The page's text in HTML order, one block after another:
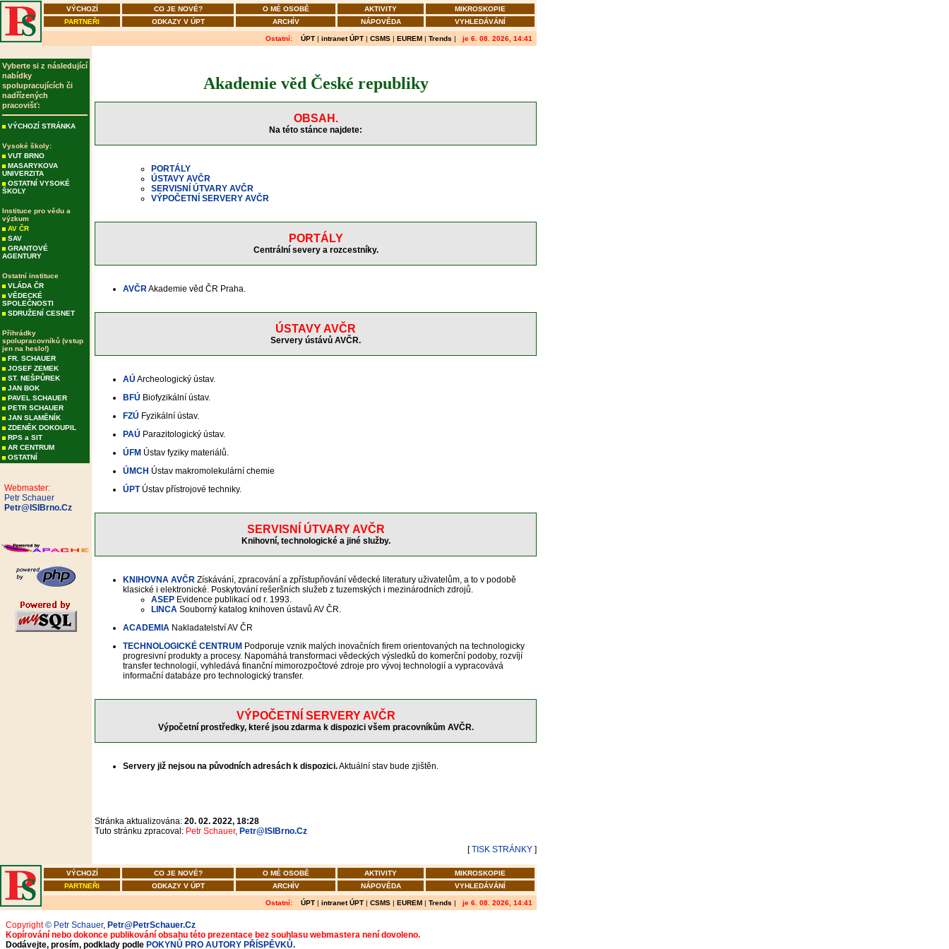
VÝCHOZÍ CO JE NOVÉ? O MÉ OSOBĚ AKTIVITY
MIKROSKOPIE
PARTNEŘI
ODKAZY V ÚPT ARCHÍV NÁPOVĚDA VYHLEDÁVÁNÍ
Ostatní: ÚPT | intranet ÚPT | CSMS | EUREM | Trends | je 6. 08. 2026, 14:41
Vyberte si z následující
nabídky
spolupracujících či
nadřízených
pracovišť:
VÝCHOZÍ STRÁNKA
Vysoké školy:
VUT BRNO
MASARYKOVA
UNIVERZITA
OSTATNÍ VYSOKÉ
ŠKOLY
Instituce pro vědu a
výzkum
AV ČR
SAV
GRANTOVÉ
AGENTURY
Ostatní instituce
VLÁDA ČR
VĚDECKÉ
SPOLEČNOSTI
SDRUŽENÍ CESNET
Přihrádky
spolupracovníků (vstup
jen na heslo!)
FR. SCHAUER
JOSEF ZEMEK
ST. NEŠPŮREK
JAN BOK
PAVEL SCHAUER
PETR SCHAUER
JAN SLAMĚNÍK
ZDENĚK DOKOUPIL
RPS a SIT
AR CENTRUM
OSTATNÍ
Webmaster:
Petr Schauer
Petr@ISIBrno.Cz
Akademie věd České republiky
OBSAH.
Na této stánce najdete:
PORTÁLY
ÚSTAVY AVČR
SERVISNÍ ÚTVARY AVČR
VÝPOČETNÍ SERVERY AVČR
PORTÁLY
Centrální severy a rozcestníky.
AVČRAkademie věd ČR Praha.
ÚSTAVY AVČR
Servery ústávů AVČR.
AÚ Archeologický ústav.
BFÚ Biofyzikální ústav.
FZÚ Fyzikální ústav.
PAÚ Parazitologický ústav.
ÚFM Ústav fyziky materiálů.
ÚMCH Ústav makromolekulární chemie
ÚPT Ústav přístrojové techniky.
SERVISNÍ ÚTVARY AVČR
Knihovní, technologické a jiné služby.
KNIHOVNA AVČR Získávání, zpracování a zpřístupňování vědecké literatury uživatelům, a to v podobě
klasické i elektronické. Poskytování rešeršních služeb z tuzemských i mezinárodních zdrojů.
ASEP Evidence publikací od r. 1993.
LINCA Souborný katalog knihoven ústavů AV ČR.
ACADEMIA Nakladatelství AV ČR
TECHNOLOGICKÉ CENTRUM Podporuje vznik malých inovačních firem orientovaných na technologicky
progresivní produkty a procesy. Napomáhá transformaci vědeckých výsledků do komerční podoby, rozvíjí
transfer technologií, vyhledává finanční mimorozpočtové zdroje pro vývoj technologií a vypracovává
informační databáze pro technologický transfer.
VÝPOČETNÍ SERVERY AVČR
Výpočetní prostředky, které jsou zdarma k dispozici všem pracovníkům AVČR.
Servery již nejsou na původních adresách k dispozici.Aktuální stav bude zjištěn.
Stránka aktualizována: 20. 02. 2022, 18:28
Tuto stránku zpracoval: Petr Schauer, Petr@ISIBrno.Cz
[TISK STRÁNKY ]
VÝCHOZÍ CO JE NOVÉ? O MÉ OSOBĚ AKTIVITY
MIKROSKOPIE
PARTNEŘI
ODKAZY V ÚPT ARCHÍV NÁPOVĚDA VYHLEDÁVÁNÍ
Ostatní: ÚPT | intranet ÚPT | CSMS | EUREM | Trends | je 6. 08. 2026, 14:41
Copyright© Petr Schauer, Petr@PetrSchauer.Cz
Kopírování nebo dokonce publikování obsahu této prezentace bez souhlasu webmastera není dovoleno.
Dodávejte, prosím, podklady podle POKYNŮ PRO AUTORY PŘÍSPĚVKŮ.